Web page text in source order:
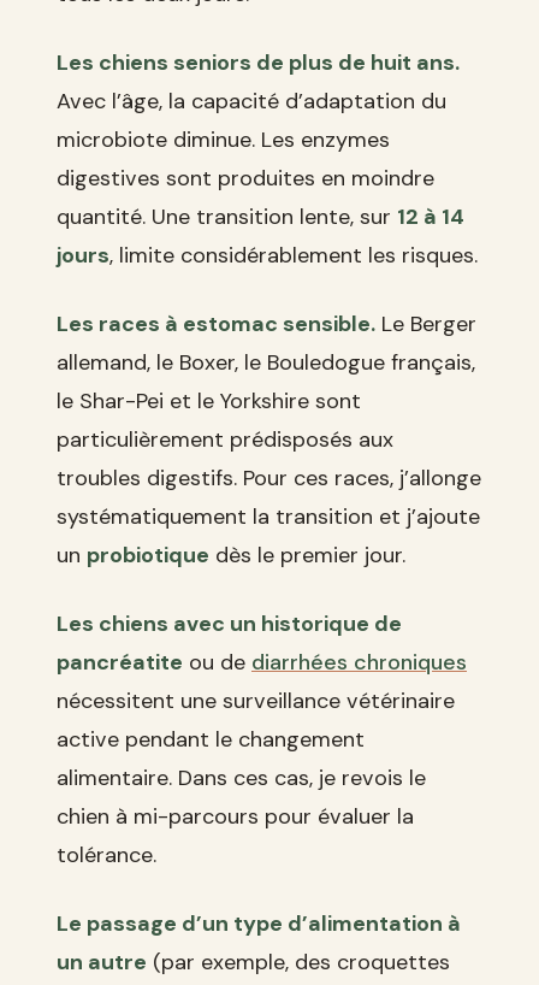
Les chiens seniors de plus de huit ans.
Avec l’âge, la capacité d’adaptation du
microbiote diminue. Les enzymes
digestives sont produites en moindre
quantité. Une transition lente, sur 12 à 14
jours, limite considérablement les risques.
Les races à estomac sensible. Le Berger
allemand, le Boxer, le Bouledogue français,
le Shar-Pei et le Yorkshire sont
particulièrement prédisposés aux
troubles digestifs. Pour ces races, j’allonge
systématiquement la transition et j’ajoute
un probiotique dès le premier jour.
Les chiens avec un historique de
pancréatite ou de diarrhées chroniques
nécessitent une surveillance vétérinaire
active pendant le changement
alimentaire. Dans ces cas, je revois le
chien à mi-parcours pour évaluer la
tolérance.
Le passage d’un type d’alimentation à
un autre (par exemple, des croquettes